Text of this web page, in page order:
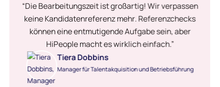
“Die Bearbeitungszeit ist großartig! Wir verpassen
keine Kandidatenreferenz mehr. Referenzchecks
können eine entmutigende Aufgabe sein, aber
HiPeople macht es wirklich einfach.”
Tiera Dobbins
Manager für Talentakquisition und Betriebsführung